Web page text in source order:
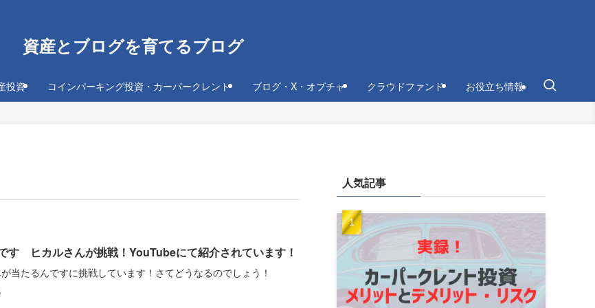
資産とブログを育てるブログ
投資 コインパーキング投資・カーパークレント ブログ・X・オプチャ クラウドファンド お役立ち情報
す ヒカルさんが挑戦！YouTubeにて紹介されています！
当たるんですに挑戦しています！さてどうなるのでしょう！
人気記事